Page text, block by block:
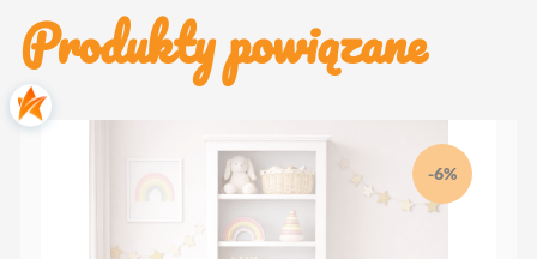
Produkty powiązane
-6%